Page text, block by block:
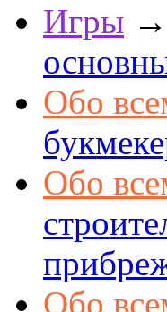
Игры →
Обо
Обо
Обо